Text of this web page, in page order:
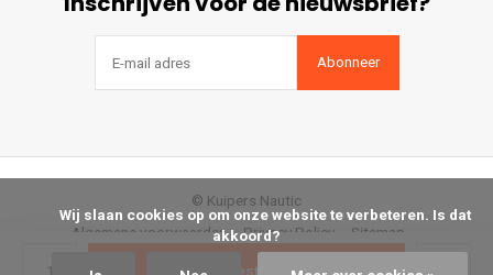
Bestellen
Abonneer
Algemene voorwaarden Privacy Policy Sitemap
© Kuipers Nautic
akkoord?